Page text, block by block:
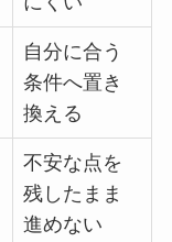
自分に合う
条件へ置き
換える
不安な点を
残したまま
進めない